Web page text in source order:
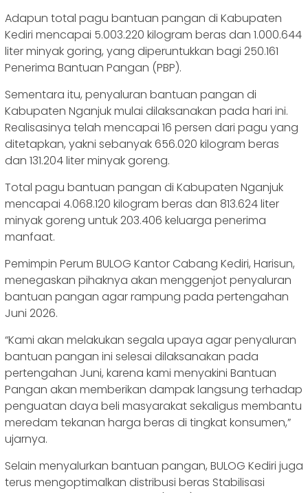
Adapun total pagu bantuan pangan di Kabupaten
Kediri mencapai 5.003.220 kilogram beras dan 1.000.644
liter minyak goring, yang diperuntukkan bagi 250.161
Penerima Bantuan Pangan (PBP).
Sementara itu, penyaluran bantuan pangan di
Kabupaten Nganjuk mulai dilaksanakan pada hari ini.
Realisasinya telah mencapai 16 persen dari pagu yang
ditetapkan, yakni sebanyak 656.020 kilogram beras
dan 131.204 liter minyak goreng.
Total pagu bantuan pangan di Kabupaten Nganjuk
mencapai 4.068.120 kilogram beras dan 813.624 liter
minyak goreng untuk 203.406 keluarga penerima
manfaat.
Pemimpin Perum BULOG Kantor Cabang Kediri, Harisun,
menegaskan pihaknya akan menggenjot penyaluran
bantuan pangan agar rampung pada pertengahan
Juni 2026.
“Kami akan melakukan segala upaya agar penyaluran
bantuan pangan ini selesai dilaksanakan pada
pertengahan Juni, karena kami menyakini Bantuan
Pangan akan memberikan dampak langsung terhadap
penguatan daya beli masyarakat sekaligus membantu
meredam tekanan harga beras di tingkat konsumen,”
ujarnya.
Selain menyalurkan bantuan pangan, BULOG Kediri juga
terus mengoptimalkan distribusi beras Stabilisasi